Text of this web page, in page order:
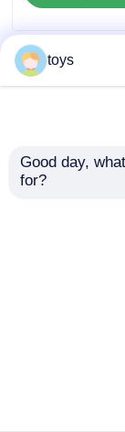
toys
Good day,
for?